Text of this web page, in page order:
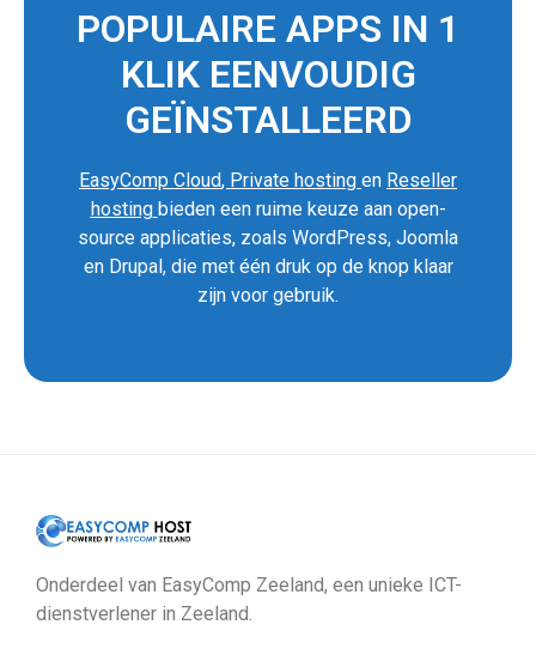
POPULAIRE APPS IN 1
KLIK EENVOUDIG
GEÏNSTALLEERD
EasyComp Cloud, Private hosting en Reseller
hosting bieden een ruime keuze aan open-
source applicaties, zoals WordPress, Joomla
en Drupal, die met één druk op de knop klaar
zijn voor gebruik.
Onderdeel van EasyComp Zeeland, een unieke ICT-
dienstverlener in Zeeland.